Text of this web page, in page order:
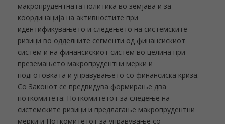
макропрудентната политика во земјава и за
координација на активностите при
идентификувањето и следењето на системските
ризици во одделните сегменти од финансискиот
систем и на финансискиот систем во целина при
преземањето макропрудентни мерки и
подготовката и управувањето со финансиска криза.
Со Законот се предвидува формирање два
поткомитета: Поткомитетот за следење на
системските ризици и предлагање макропрудентни
мерки и Поткомитетот за управување со